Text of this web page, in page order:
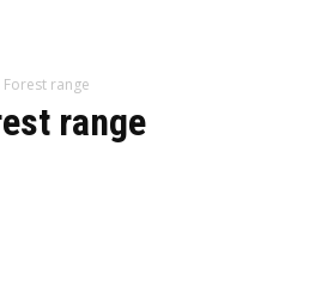
Forest range
range